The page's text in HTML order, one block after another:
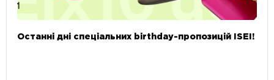
Останні дні спеціальних birthday-пропозицій ISEI!